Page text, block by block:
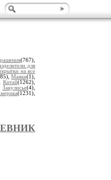
(767),
для
на все
Маяки(1),
Китай(1262),
Закулисье(4),
(1231),